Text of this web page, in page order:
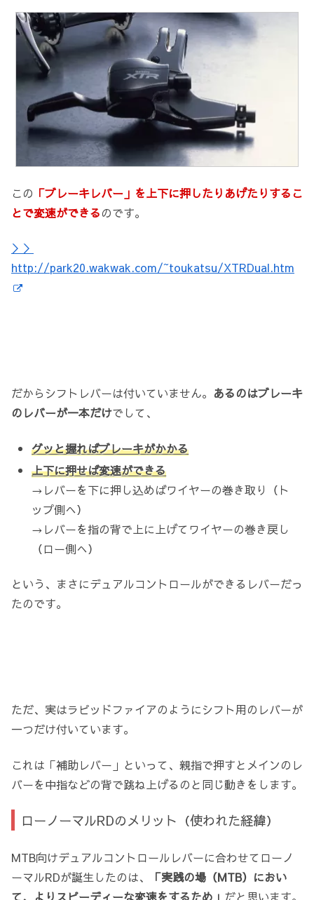
この 「ブレーキレバー」を上下に押したりあげたりするこ
とで変速ができるのです。
＞＞
http://park20.wakwak.com/~toukatsu/XTRDual.htm
だからシフトレバーは付いていません。 あるのはブレーキ
のレバーが一本だけでして、
グッと握ればブレーキがかかる
上下に押せば変速ができる
→レバーを下に押し込めばワイヤーの巻き取り（ト
ップ側へ）
→レバーを指の背で上に上げてワイヤーの巻き戻し
（ロー側へ）
という、まさにデュアルコントロールができるレバーだっ
たのです。
ただ、実はラピッドファイアのようにシフト用のレバーが
一つだけ付いています。
これは「補助レバー」といって、親指で押すとメインのレ
バーを中指などの背で跳ね上げるのと同じ動きをします。
ローノーマルRDのメリット（使われた経緯）
MTB向けデュアルコントロールレバーに合わせてローノ
ーマルRDが誕生したのは、
「実践の場（MTB）におい
て、よりスピーディーな変速をするため」 だと思います。